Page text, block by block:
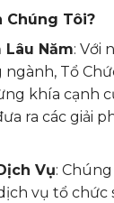
Chúng Tôi?
Lâu Năm: Với
Tổ
khía cạnh
ra các giải
Vụ:
vụ tổ chức